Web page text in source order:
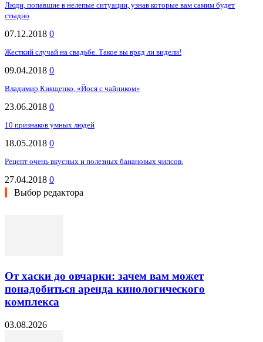
Люди, попавшие в нелепые ситуации, узнав которые вам самим будет
стыдно
07.12.2018 0
Жесткий случай на свадьбе. Такое вы вряд ли видели!
09.04.2018 0
Владимир Киященко. «Йося с чайником»
23.06.2018 0
10 признаков умных людей
18.05.2018 0
Рецепт очень вкусных и полезных банановых чипсов.
27.04.2018 0
Выбор редактора
От хаски до овчарки: зачем вам может
понадобиться аренда кинологического
комплекса
03.08.2026